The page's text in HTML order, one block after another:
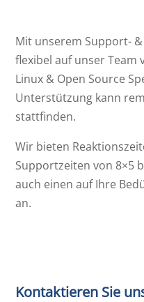
Mit unserem Support-
flexibel auf unser Team
Linux & Open Source
Unterstützung kann
stattfinden.
Wir bieten
Supportzeiten von 8×5
auch einen auf Ihre
an.
Kontaktieren Sie